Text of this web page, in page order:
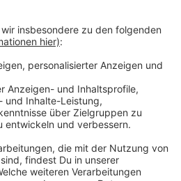
Der Trend geht laut Verband
yourself-
aus Leverkusen